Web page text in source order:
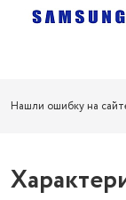
Нашли ошибку на